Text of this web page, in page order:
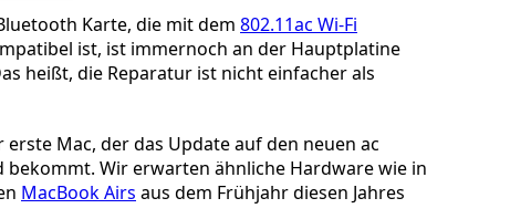
Karte, die mit dem 802.11ac Wi-Fi
ist, ist immernoch an der Hauptplatine
heißt, die Reparatur ist nicht einfacher als
erste Mac, der das Update auf den neuen ac
bekommt. Wir erwarten ähnliche Hardware wie in
MacBook Airs aus dem Frühjahr diesen Jahres